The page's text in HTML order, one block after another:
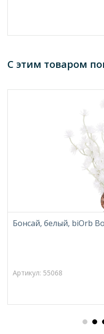
С этим товаром
Бонсай, белый, biOrb
Артикул: 55068